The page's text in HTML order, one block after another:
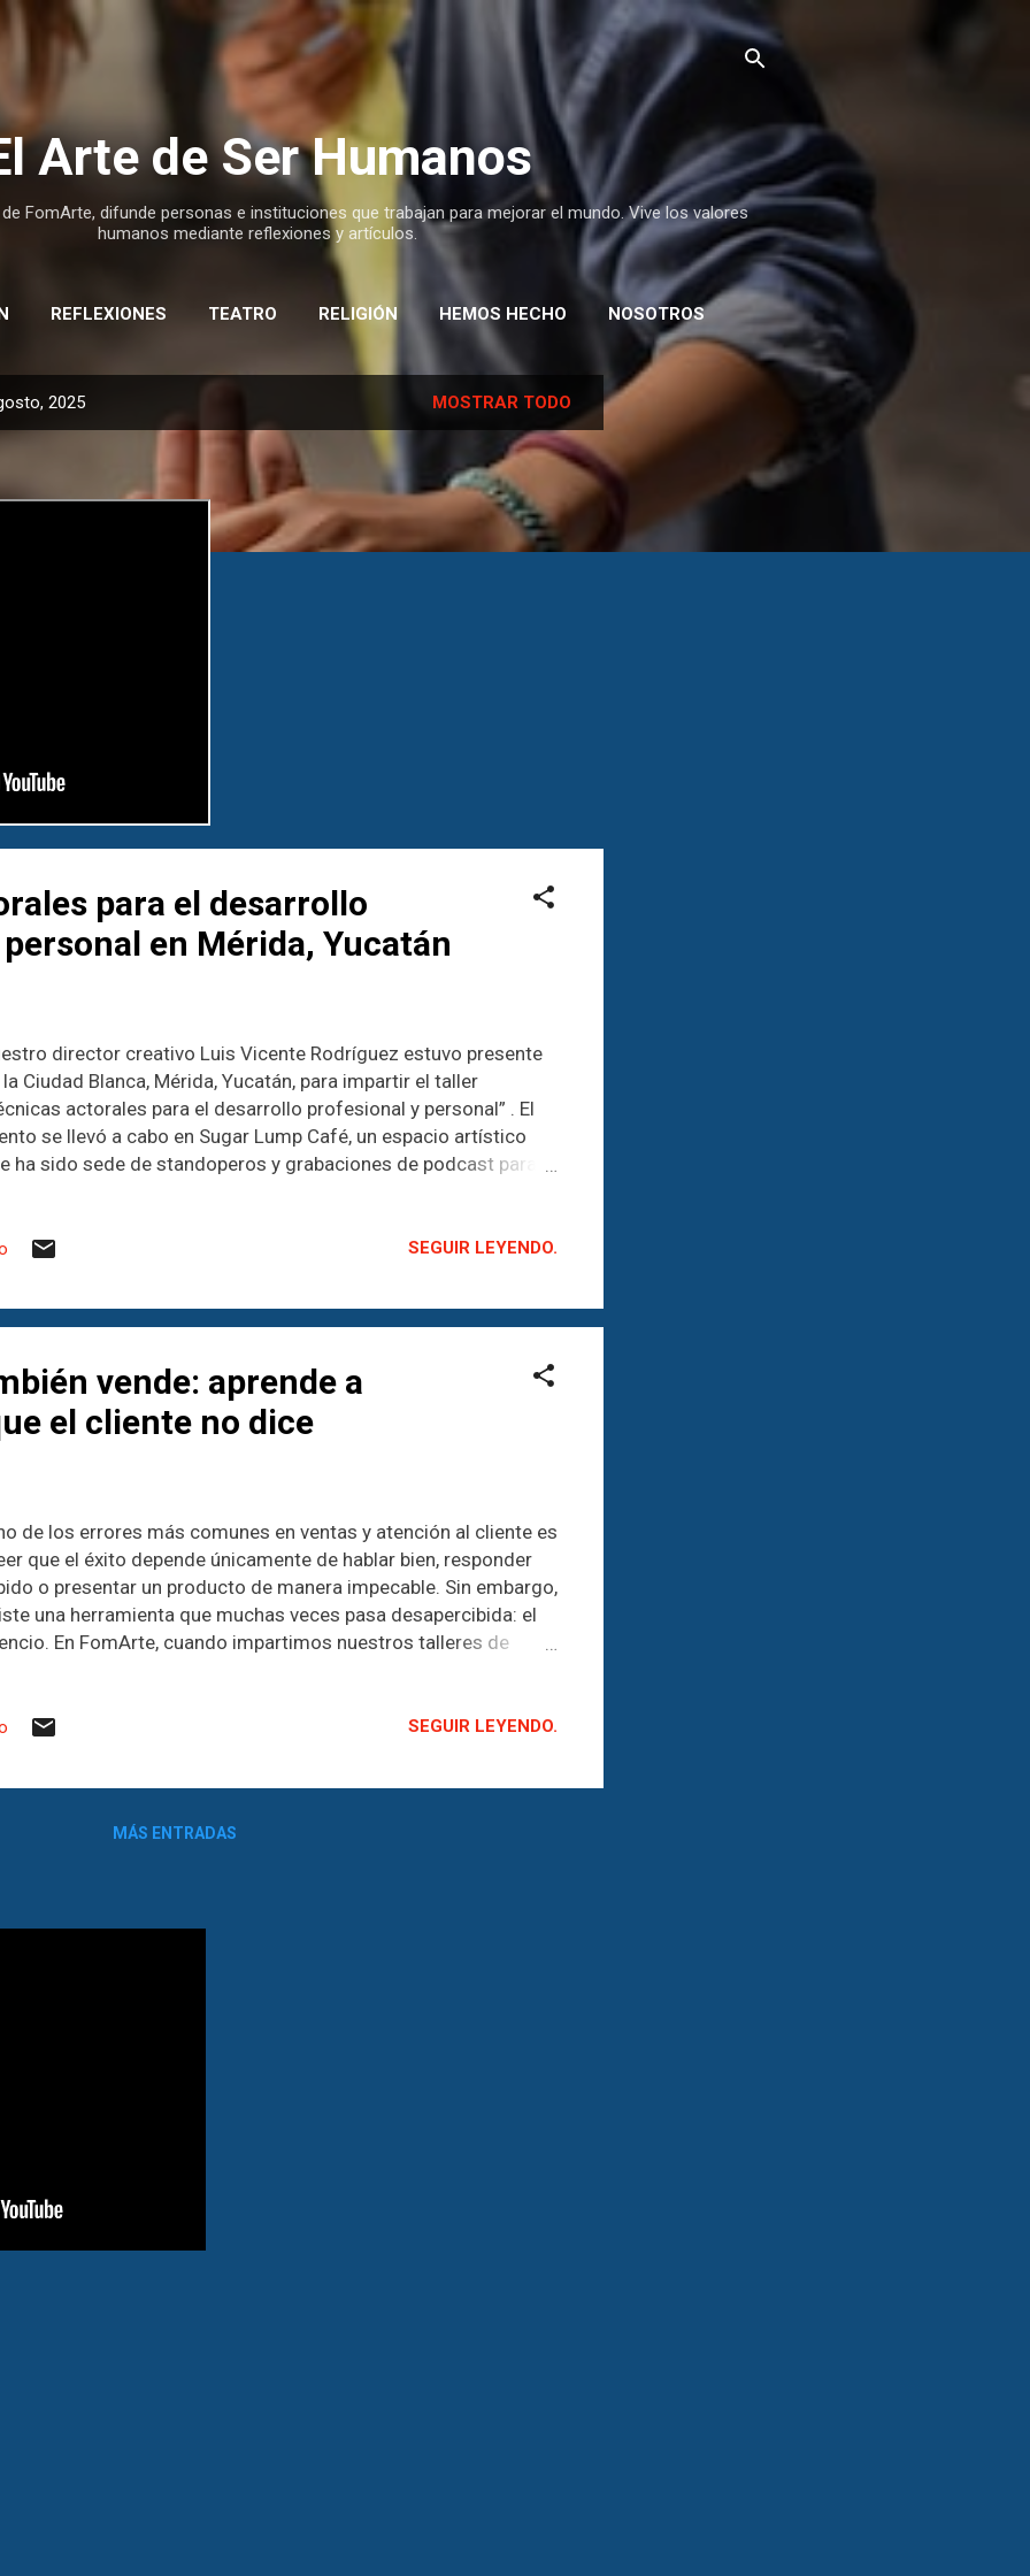
Ir al contenido principal
Arte de Ser Humanos
FomArte, difunde personas e instituciones que trabajan para mejorar el mundo. Vive los valores
humanos mediante reflexiones y artículos.
REFLEXIONES TEATRO RELIGIÓN HEMOS HECHO NOSOTROS
2025 MOSTRAR TODO
para el desarrollo
en Mérida, Yucatán
director creativo Luis Vicente Rodríguez estuvo presente
la Ciudad Blanca, Mérida, Yucatán, para impartir el taller
actorales para el desarrollo profesional y personal” . El
se llevó a cabo en Sugar Lump Café, un espacio artístico
ha sido sede de standoperos y grabaciones de podcast para
lleno de arte y frescura se convirtiera en un escenario
de 2.5 horas. Los participantes tuvieron la oportunidad de
y profesional, tales como: * Dicción, tono y ritmo. *
e imaginación. * Improvisación y expresión
* Ejercicios de concentración, respiración y blanqueo
SEGUIR LEYENDO.
vende: aprende a
el cliente no dice
de los errores más comunes en ventas y atención al cliente es
que el éxito depende únicamente de hablar bien, responder
o presentar un producto de manera impecable. Sin embargo,
una herramienta que muchas veces pasa desapercibida: el
En FomArte, cuando impartimos nuestros talleres de
Un buen vendedor sabe observar, escuchar y comprender
significa un "no" Cuando un cliente permanece en silencio
SEGUIR LEYENDO.
MÁS ENTRADAS